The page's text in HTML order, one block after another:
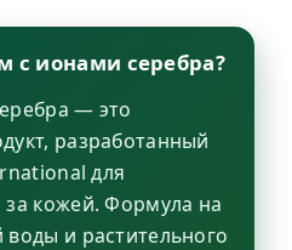
с ионами серебра?
— это
разработанный
для
за кожей. Формула на
и растительного